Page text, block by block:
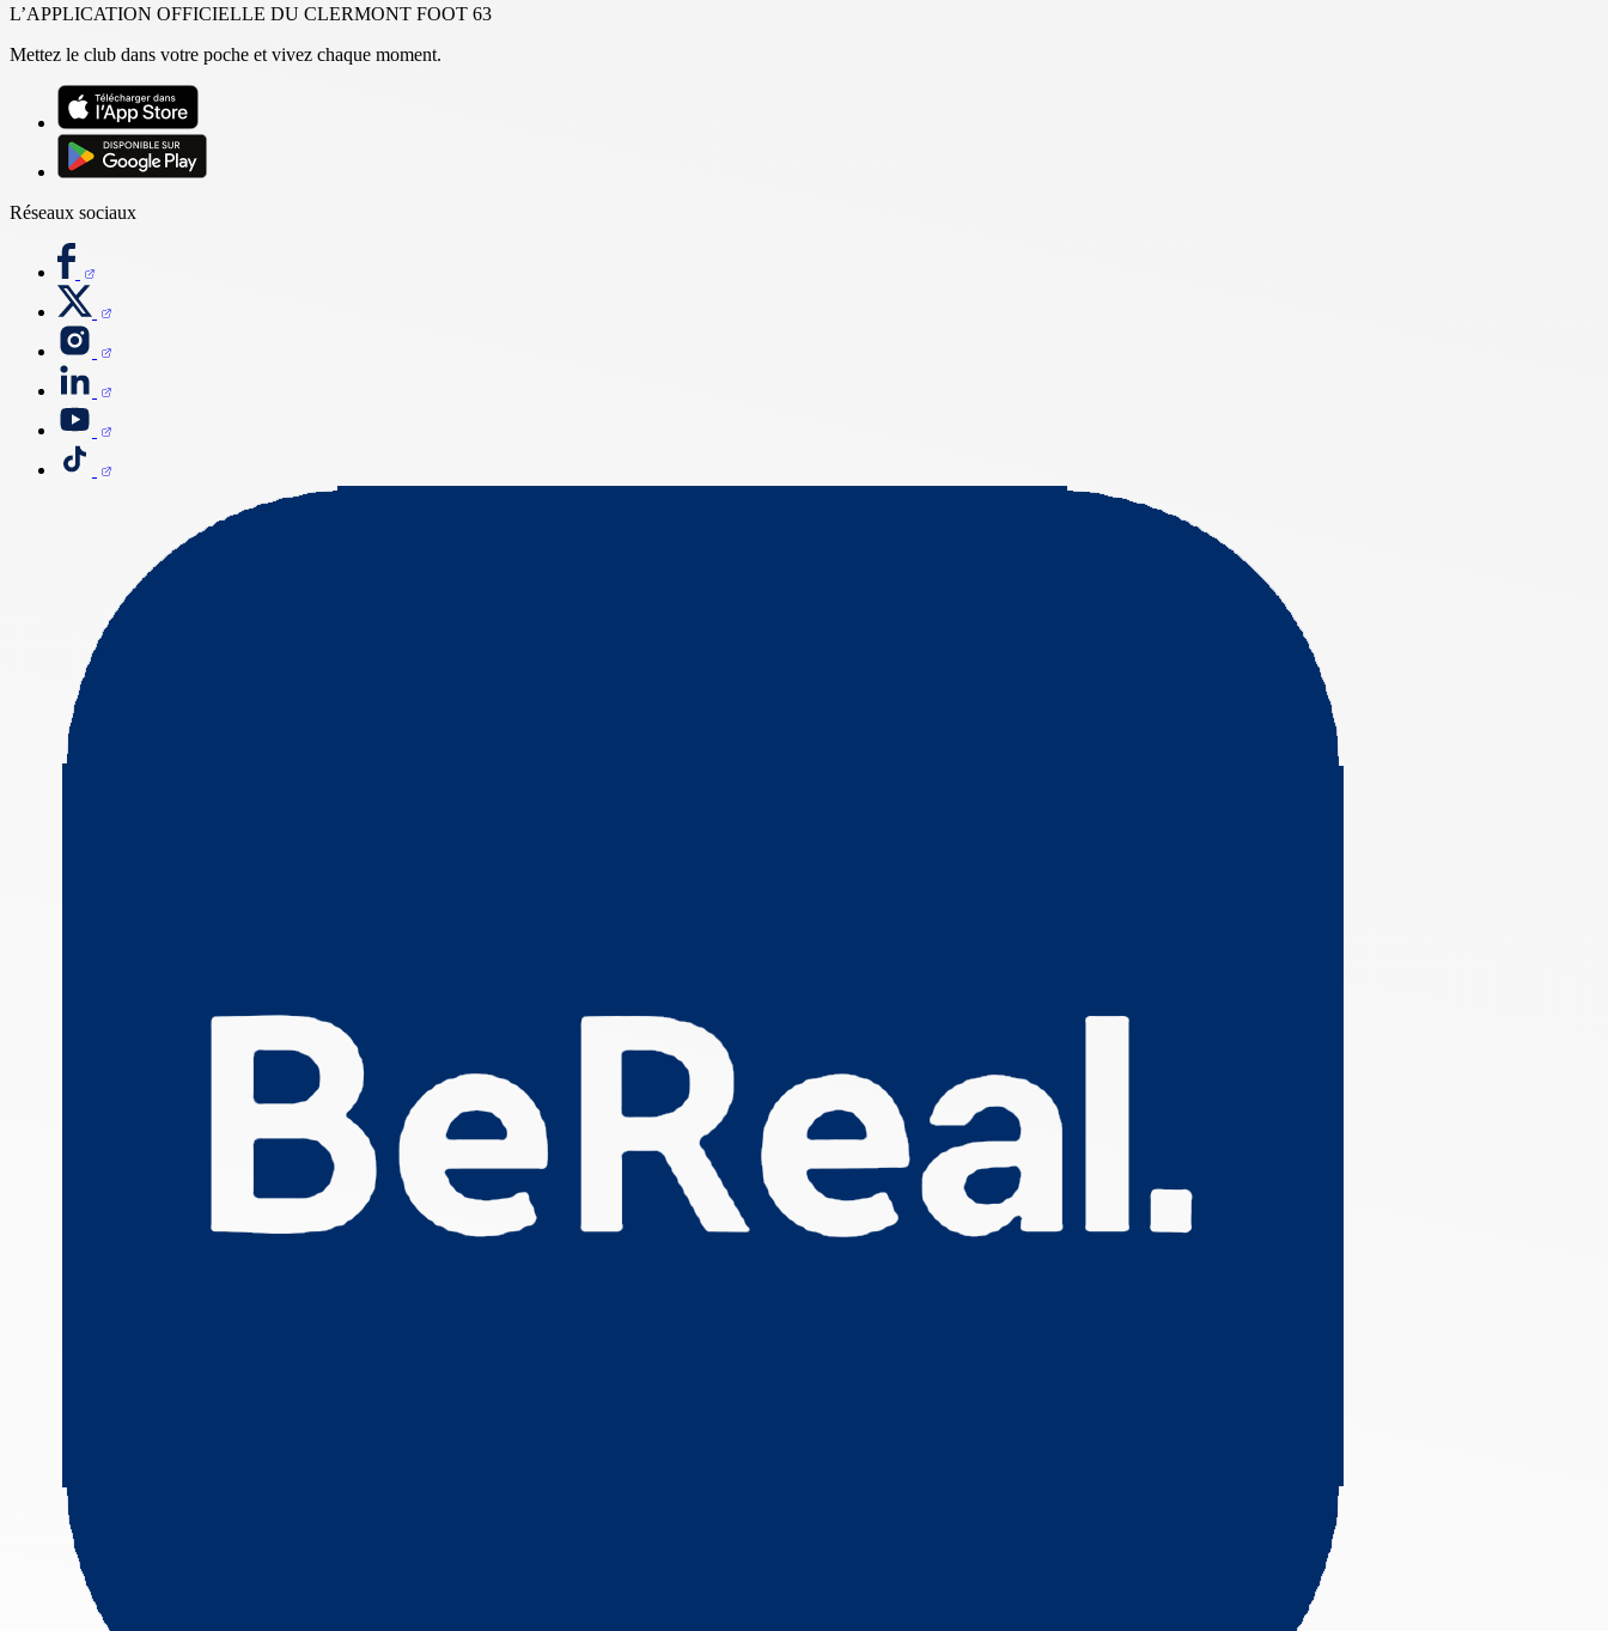
L’APPLICATION OFFICIELLE DU CLERMONT FOOT 63
Mettez le club dans votre poche et vivez chaque moment.
Réseaux sociaux